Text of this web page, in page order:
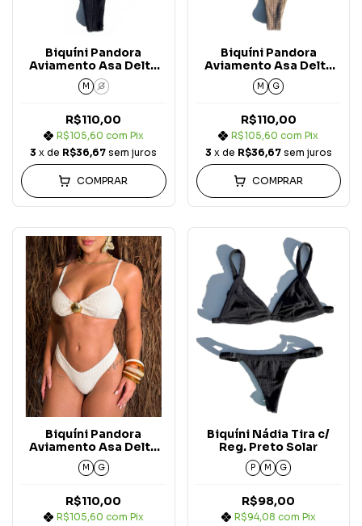
Biquíni Pandora
Aviamento Asa Delta
Preto Solar
M G
R$110,00
R$105,60 com Pix
3 x de R$36,67 sem juros
COMPRAR
Biquíni Pandora
Aviamento Asa Delta
Nude Solar
M G
R$110,00
R$105,60com Pix
3 x de R$36,67 sem juros
COMPRAR
Biquíni Pandora
Aviamento Asa Delta
Off White Solar
M G
R$110,00
R$105,60 com Pix
Biquíni Nádia Tira c/
Reg. Preto Solar
P M G
R$98,00
R$94,08 com Pix